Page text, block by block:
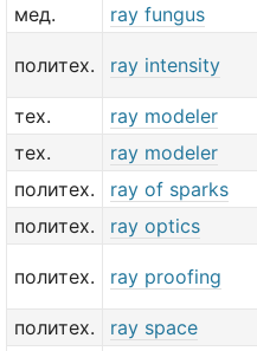
мед. ray fungus
политех. ray intensity
тех.
ray modeler
тех.
ray modeler
политех.
ray of sparks
политех.
ray optics
политех. ray proofing
политех.
ray space